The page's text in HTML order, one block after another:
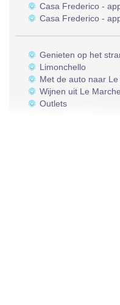
Casa Frederico -
Casa Frederico -
Genieten op het
Limonchello
Met de auto naar
Wijnen uit Le Marche
Outlets